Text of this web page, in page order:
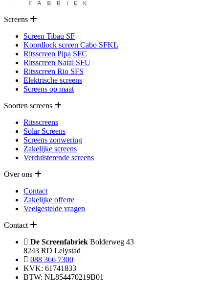
Screens
Screen Tibau SF
Koordlock screen Cabo SFKL
Ritsscreen Pipa SFC
Ritsscreen Natal SFU
Ritsscreen Rio SFS
Elektrische screens
Screens op maat
Soorten screens
Ritsscreens
Solar Screens
Screens zonwering
Zakelijke screens
Verduisterende screens
Over ons
Contact
Zakelijke offerte
Veelgestelde vragen
Contact
De Screenfabriek Bolderweg 43
8243 RD Lelystad
088 366 7300
KVK: 61741833
BTW: NL854470219B01